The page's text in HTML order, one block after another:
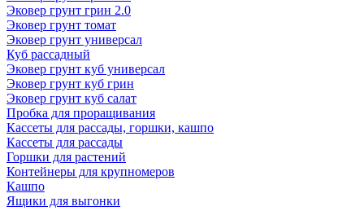
Эковер грунт грин 2.0
Эковер грунт томат
Эковер грунт универсал
Куб рассадный
Эковер грунт куб универсал
Эковер грунт куб грин
Эковер грунт куб салат
Пробка для проращивания
Кассеты для рассады, горшки, кашпо
Кассеты для рассады
Горшки для растений
Контейнеры для крупномеров
Кашпо
Ящики для выгонки